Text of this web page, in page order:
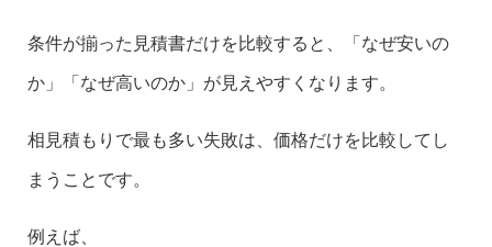
条件が揃った見積書だけを比較すると、「なぜ安いの
か」「なぜ高いのか」が見えやすくなります。
相見積もりで最も多い失敗は、価格だけを比較してし
まうことです。
例えば、